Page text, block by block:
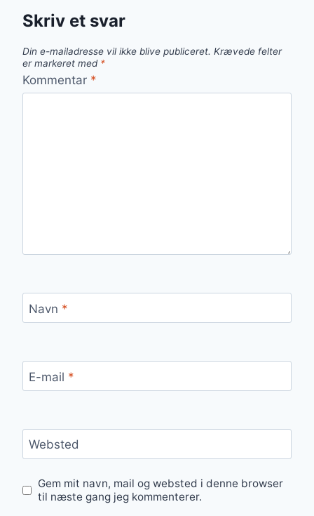
Skriv et svar
Din e-mailadresse vil ikke blive publiceret. Krævede felter
er markeret med *
Kommentar *
Navn *
E-mail *
Websted
Gem mit navn, mail og websted i denne browser
til næste gang jeg kommenterer.